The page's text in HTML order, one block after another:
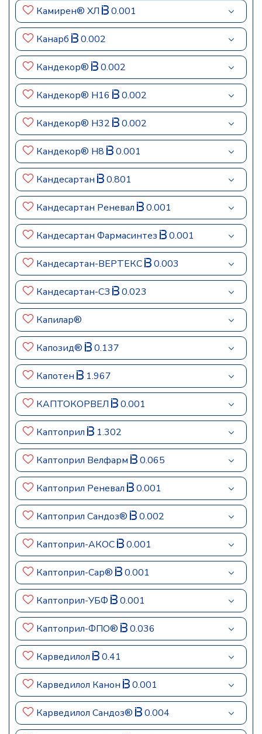
Камирен® ХЛ 0.001
Канарб 0.002
Кандекор® 0.002
Кандекор® Н16 0.002
Кандекор® Н32 0.002
Кандекор® Н8 0.001
Кандесартан 0.801
Кандесартан Реневал 0.001
Кандесартан Фармасинтез 0.001
Кандесартан-ВЕРТЕКС 0.003
Кандесартан-СЗ 0.023
Капилар®
Капозид® 0.137
Капотен 1.967
КАПТОКОРВЕЛ 0.001
Каптоприл 1.302
Каптоприл Велфарм 0.065
Каптоприл Реневал 0.001
Каптоприл Сандоз® 0.002
Каптоприл-АКОС 0.001
Каптоприл-Сар® 0.001
Каптоприл-УБФ 0.001
Каптоприл-ФПО® 0.036
Карведилол 0.41
Карведилол Канон 0.001
Карведилол Сандоз® 0.004